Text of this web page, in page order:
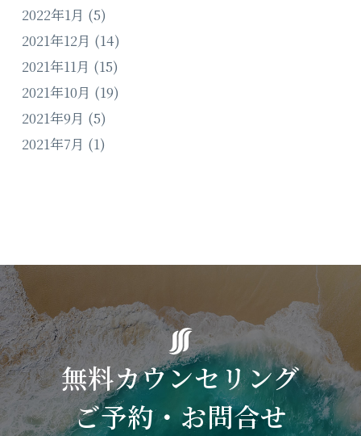
2022年1月 (5)
2021年12月 (14)
2021年11月 (15)
2021年10月 (19)
2021年9月 (5)
2021年7月 (1)
無料カウンセリング
ご予約・お問合せ